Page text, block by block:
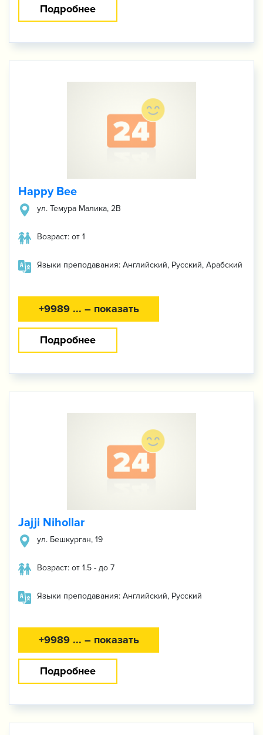
Подробнее
Happy Bee
ул. Темура Малика, 2В
Возраст: от 1
Языки преподавания: Английский, Русский, Арабский
+9989 ... – показать
Подробнее
Jajji Nihollar
ул. Бешкурган, 19
Возраст: от 1.5 - до 7
Языки преподавания: Английский, Русский
+9989 ... – показать
Подробнее